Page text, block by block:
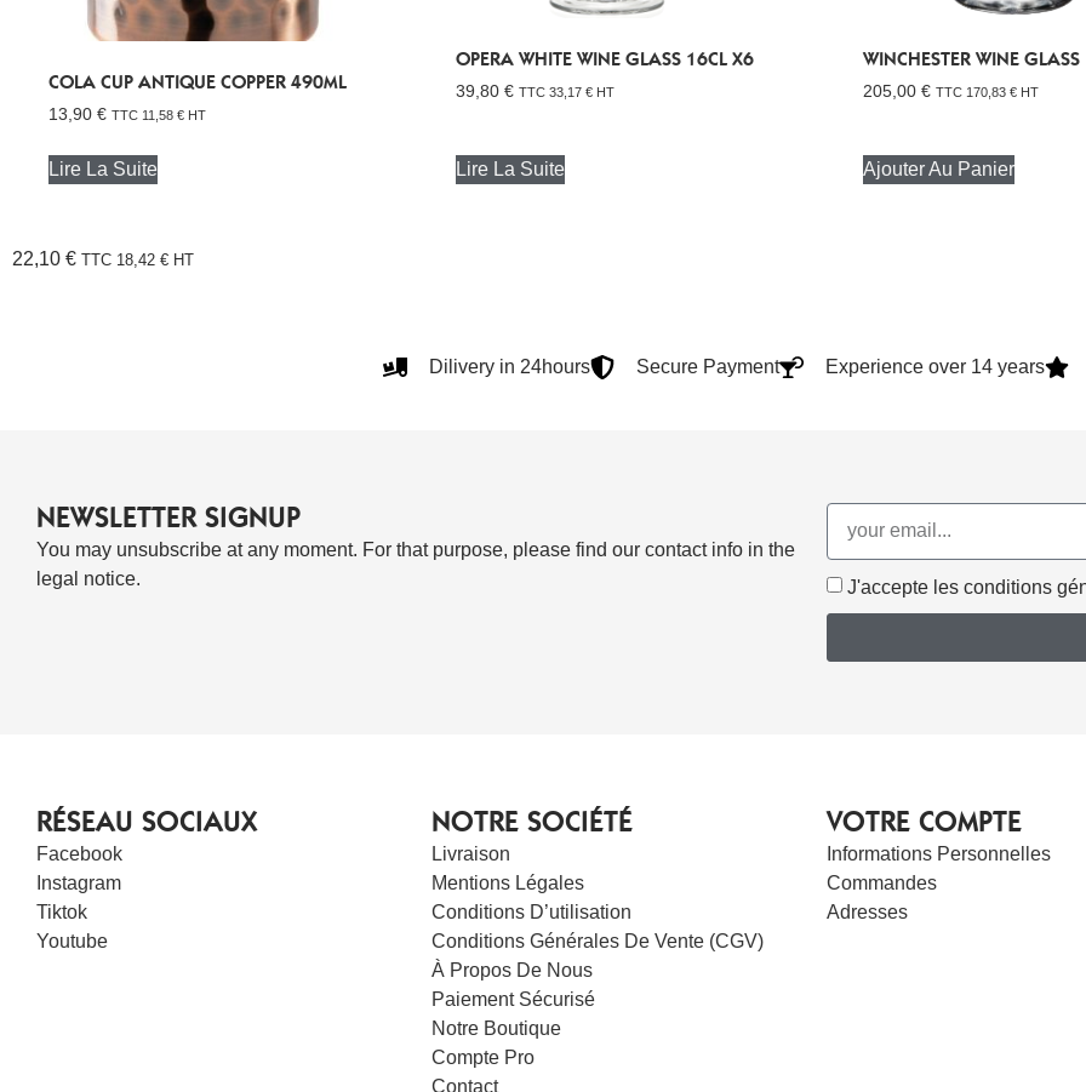
COLA CUP ANTIQUE COPPER 490ML
13,90 € TTC 11,58 € HT
Lire La Suite
OPERA WHITE WINE GLASS 16CL X6
39,80 € TTC 33,17 € HT
Lire La Suite
WINCHESTER WINE
205,00 € TTC 170,83 € HT
Ajouter Au Panier
22,10 € TTC 18,42 € HT
Dilivery in 24hours Secure Payment Experience over 14 years
NEWSLETTER SIGNUP
You may unsubscribe at any moment. For that purpose, please find our contact info in the
legal notice.
J'accepte les conditions
RÉSEAU SOCIAUX
Facebook
Instagram
Tiktok
Youtube
NOTRE SOCIÉTÉ
Livraison
Mentions Légales
Conditions D’utilisation
Conditions Générales De Vente (CGV)
À Propos De Nous
Paiement Sécurisé
Notre Boutique
Compte Pro
Contact
VOTRE COMPTE
Informations Personnelles
Commandes
Adresses